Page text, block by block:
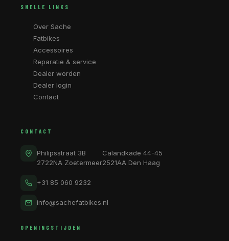
SNELLE LINKS
Over Sache
Fatbikes
Accessoires
Reparatie & service
Dealer worden
Dealer login
Contact
CONTACT
Philipsstraat 3B
2722NA Zoetermeer
Calandkade 44-45
2521AA Den Haag
+31 85 060 9232
info@sachefatbikes.nl
OPENINGSTIJDEN